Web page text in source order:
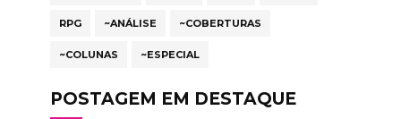
RPG ~ANÁLISE ~COBERTURAS
~COLUNAS ~ESPECIAL
POSTAGEM EM DESTAQUE